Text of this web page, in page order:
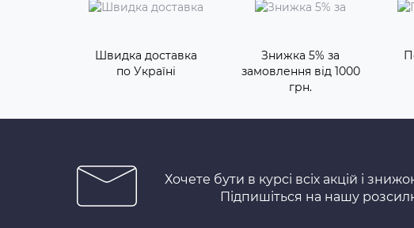
Швидка доставка
по Україні
Знижка 5% за
замовлення від 1000
грн.
Хочете бути в курсі всіх акцій і
Підпишіться на нашу